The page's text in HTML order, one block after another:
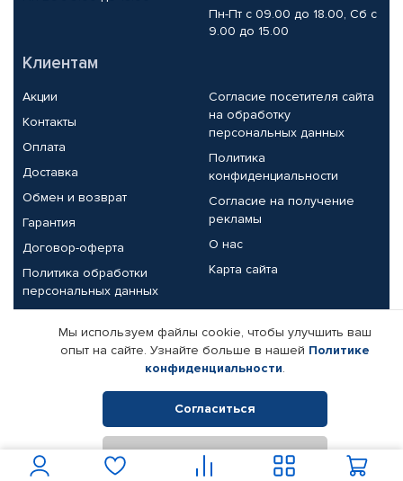
Пн-Пт с 09.00 до 18.00, Сб с
9.00 до 15.00
Клиентам
Акции
Контакты
Оплата
Доставка
Обмен и возврат
Гарантия
Договор-оферта
Политика обработки
персональных данных
Согласие посетителя сайта
на обработку
персональных данных
Политика
конфиденциальности
Согласие на получение
рекламы
О нас
Карта сайта
Партнерам
Корпоративным клиентам
Поставщикам
Реквизиты компании
© КАМАЗ ЦЕНТР ДОНЕЦК, 2015-2026. Все права защищены.
Интернет-магазин автомобильных товаров Автопрофи.
Мы используем файлы cookie, чтобы улучшить ваш
опыт на сайте. Узнайте больше в нашей Политике
конфиденциальности.
Согласиться
Отклонить